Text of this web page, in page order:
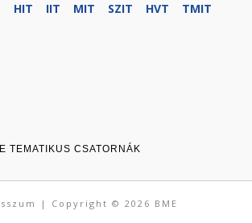
HIT IIT MIT SZIT HVT
TMIT
TEMATIKUS CSATORNÁK
| Copyright © 2026 BME